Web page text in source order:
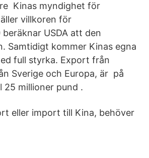
Kinas myndighet för
villkoren för
USDA att den
Samtidigt kommer Kinas egna
full styrka. Export från
Sverige och Europa, är på
millioner pund .
eller import till Kina, behöver